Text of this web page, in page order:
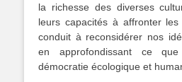
la richesse des diverses
leurs capacités à affronter
conduit à reconsidérer nos
en approfondissant ce
démocratie écologique et